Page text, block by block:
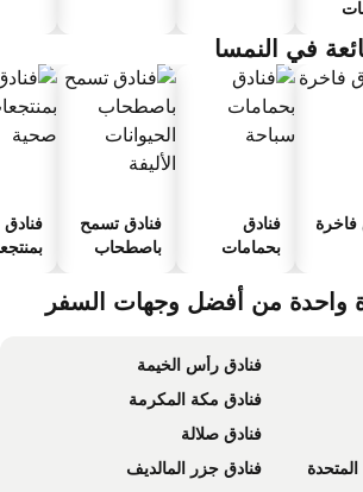
في النمسا
فنادق
بحمامات
فنادق تسمح
باصطحاب
الأليفة
فنادق
واحدة من أفضل وجهات السفر
فنادق رأس الخيمة
فنادق مكة المكرمة
فنادق صلالة
فنادق جزر المالديف